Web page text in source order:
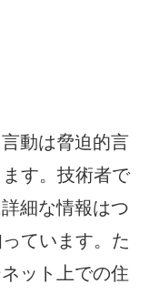
動は脅迫的言
す。技術者で
細な情報はつ
ています。た
ット上での住